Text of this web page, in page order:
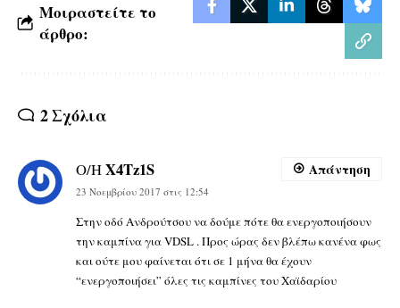
Μοιραστείτε το
άρθρο:
2 Σχόλια
Ο/ΗX4Tz1S
23 Νοεμβρίου 2017 στις 12:54
Στην οδό Ανδρούτσου να δούμε πότε θα ενεργοποιήσουν
την καμπίνα για VDSL . Προς ώρας δεν βλέπω κανένα φως
και ούτε μου φαίνεται ότι σε 1 μήνα θα έχουν
“ενεργοποιήσει” όλες τις καμπίνες του Χαϊδαρίου
Απάντηση